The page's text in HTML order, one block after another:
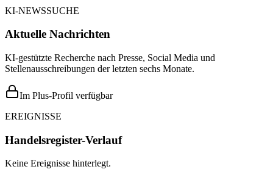
KI-NEWSSUCHE
Aktuelle Nachrichten
KI-gestützte Recherche nach Presse, Social Media und
Stellenausschreibungen der letzten sechs Monate.
Im Plus-Profil verfügbar
EREIGNISSE
Handelsregister-Verlauf
Keine Ereignisse hinterlegt.